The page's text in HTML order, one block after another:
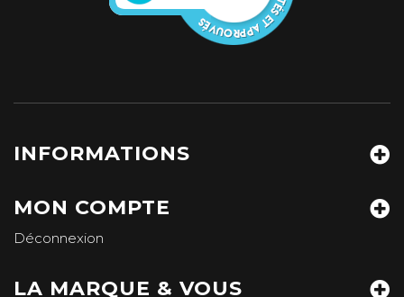
INFORMATIONS
MON COMPTE
Déconnexion
LA MARQUE & VOUS